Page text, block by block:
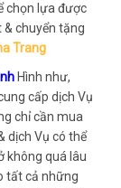
chọn lựa được
chuyển tặng
Trang
Hình như,
cấp dịch Vụ
chỉ cần mua
dịch Vụ có thể
không quá lâu
tất cả những